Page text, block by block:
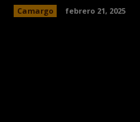
Camargo febrero 21, 2025